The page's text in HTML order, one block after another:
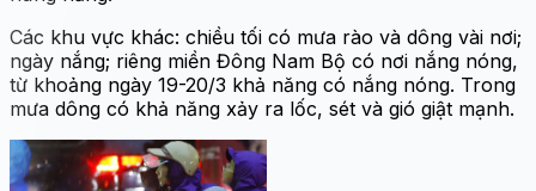
Các khu vực khác: chiều tối có mưa rào và dông vài nơi;
ngày nắng; riêng miền Đông Nam Bộ có nơi nắng nóng,
từ khoảng ngày 19-20/3 khả năng có nắng nóng. Trong
mưa dông có khả năng xảy ra lốc, sét và gió giật mạnh.